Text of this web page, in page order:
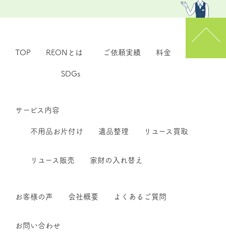
TOP REONとは
SDGs
ご依頼実績 料金
サービス内容
不用品お片付け 遺品整理 リユース買取
リユース販売 家財の入れ替え
お客様の声 会社概要 よくあるご質問
お問い合わせ